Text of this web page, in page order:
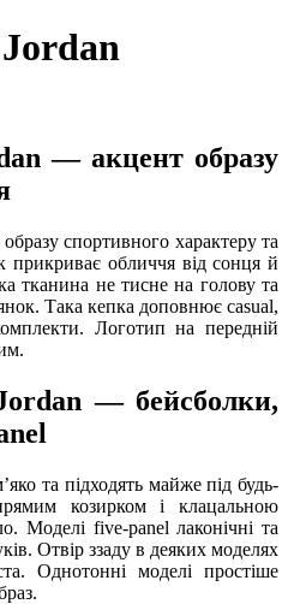
— акцент образу
спортивного характеру та
прикриває обличчя від сонця й
тканина не тисне на голову та
Така кепка доповнює casual,
Логотип на передній
— бейсболки,
та підходять майже під будь-
козирком і клацальною
Моделі five-panel лаконічні та
Отвір ззаду в деяких моделях
Однотонні моделі простіше